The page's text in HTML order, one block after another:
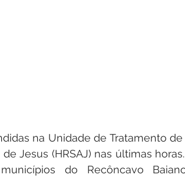
na Unidade de Tratamento
Jesus (HRSAJ) nas últimas
do Recôncavo